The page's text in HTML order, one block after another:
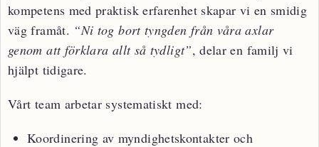
kompetens med praktisk erfarenhet skapar vi en smidig
väg framåt. “Ni tog bort tyngden från våra axlar
genom att förklara allt så tydligt”, delar en familj vi
hjälpt tidigare.
Vårt team arbetar systematiskt med:
Koordinering av myndighetskontakter och